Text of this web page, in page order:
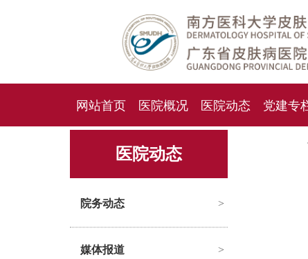
网站首页 医院概况 医院动态 党建专
人才招聘 招标采购
医院动态
院务动态 >
媒体报道 >